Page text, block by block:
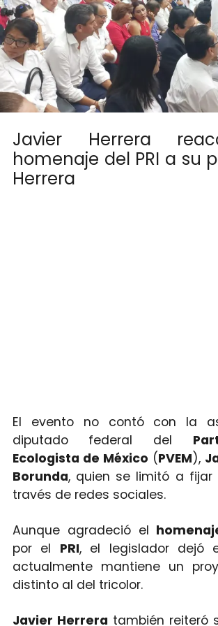
Javier Herrera
homenaje del PRI a su
Herrera
El evento no contó con la
diputado federal del
Ecologista de México (PVEM),
Borunda, quien se limitó a fijar
través de redes sociales.
Aunque agradeció el
por el PRI, el legislador dejó
actualmente mantiene un
distinto al del tricolor.
Javier Herrera también reiteró